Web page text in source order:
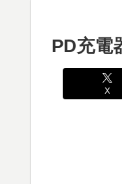
PD充電
X